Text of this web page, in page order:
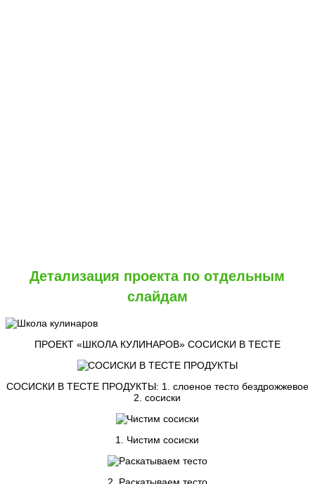
Детализация проекта по отдельным
слайдам
ПРОЕКТ «ШКОЛА КУЛИНАРОВ» СОСИСКИ В ТЕСТЕ
СОСИСКИ В ТЕСТЕ ПРОДУКТЫ: 1. слоеное тесто бездрожжевое
2. сосиски
1. Чистим сосиски